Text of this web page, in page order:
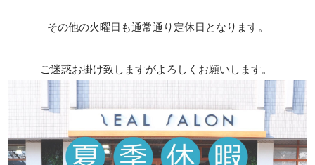
その他の火曜日も通常通り定休日となります。
ご迷惑お掛け致しますがよろしくお願いします。